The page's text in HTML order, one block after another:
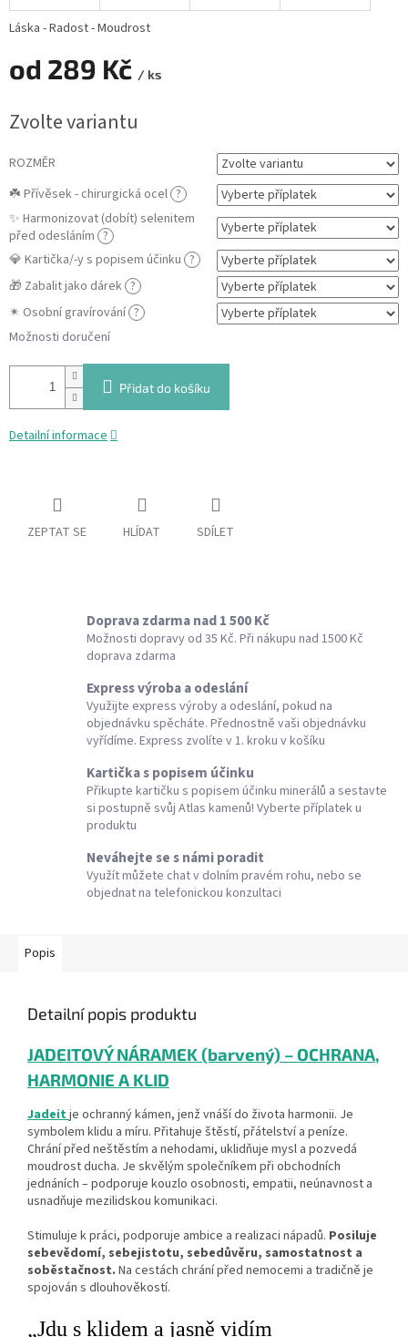
od 289 Kč / ks
cena:
Zvolte variantu
ROZMĚR
☘️ Přívěsek - chirurgická ocel ?
✨ Harmonizovat (dobít) selenitem
před odesláním ?
💎 Kartička/-y s popisem účinku ?
🎁 Zabalit jako dárek ?
✴ Osobní gravírování ?
Možnosti doručení
Přidat do košíku
Láska - Radost - Moudrost
Detailní informace
ZEPTAT SE HLÍDAT SDÍLET
Doprava zdarma nad 1 500 Kč
Možnosti dopravy od 35 Kč. Při nákupu nad 1500 Kč
doprava zdarma
Express výroba a odeslání
Využijte express výroby a odeslání, pokud na
objednávku spěcháte. Přednostně vaši objednávku
vyřídíme. Express zvolíte v 1. kroku v košíku
Kartička s popisem účinku
Přikupte kartičku s popisem účinku minerálů a sestavte
si postupně svůj Atlas kamenů! Vyberte příplatek u
produktu
Neváhejte se s námi poradit
Využít můžete chat v dolním pravém rohu, nebo se
objednat na telefonickou konzultaci
Popis
Detailní popis produktu
JADEITOVÝ NÁRAMEK (barvený) – OCHRANA,
HARMONIE A KLID
Jadeitje ochranný kámen, jenž vnáší do života harmonii. Je
symbolem klidu a míru. Přitahuje štěstí, přátelství a peníze.
Chrání před neštěstím a nehodami, uklidňuje mysl a pozvedá
moudrost ducha. Je skvělým společníkem při obchodních
jednáních – podporuje kouzlo osobnosti, empatii, neúnavnost a
usnadňuje mezilidskou komunikaci.
Stimuluje k práci, podporuje ambice a realizaci nápadů. Posiluje
sebevědomí, sebejistotu, sebedůvěru, samostatnost a
soběstačnost. Na cestách chrání před nemocemi a tradičně je
spojován s dlouhověkostí.
„Jdu s klidem a jasně vidím